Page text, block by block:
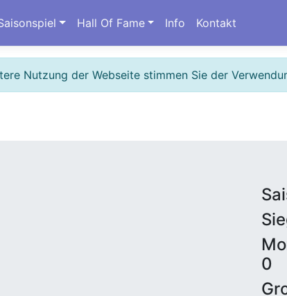
Hall Of Fame Info Kontakt
Nutzung der Webseite stimmen Sie der
0